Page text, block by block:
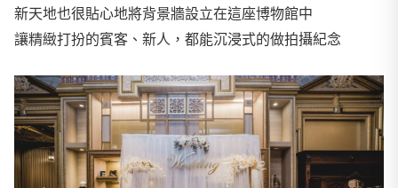
新天地也很貼心地將背景牆設立在這座博物館中
讓精緻打扮的賓客、新人，都能沉浸式的做拍攝紀念